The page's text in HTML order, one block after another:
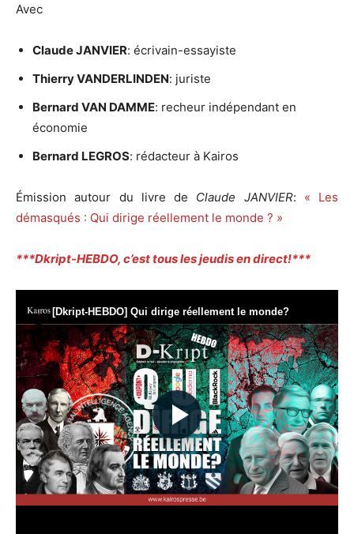
Avec
Claude JANVIER: écrivain-essayiste
Thierry VANDERLINDEN: juriste
Bernard VAN DAMME: recheur indépendant en
économie
Bernard LEGROS: rédacteur à Kairos
Émission autour du livre de Claude JANVIER: « Les
démasqués : Qui dirige réellement le monde ? »
***Dkript-HEBDO, c’est tous les jeudis en direct!***